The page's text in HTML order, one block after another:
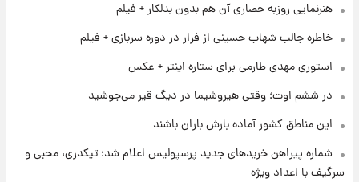
۱ روز پیش
سیگنال‌های جدید برای بازار طلا؛ پیش‌بینی
قیمت سکه و طلا فردا
فال حافظ پنجشنبه ۱۵ مرداد ماه ۱۴۰۵
هنرنمایی روزبه حصاری آن هم بدون بدلکار + فیلم
خاطره جالب شهاب حسینی از فرار در دوره سربازی + فیلم
استوری مهدی طارمی برای ستاره اینتر + عکس
در ششم اوت؛ وقتی هیروشیما در دیگ قیر می‌جوشید
این مناطق کشور آماده بارش باران باشند
شماره پیراهن خریدهای جدید پرسپولیس اعلام شد؛ تیکدری، محبی و
سرگیف با اعداد ویژه